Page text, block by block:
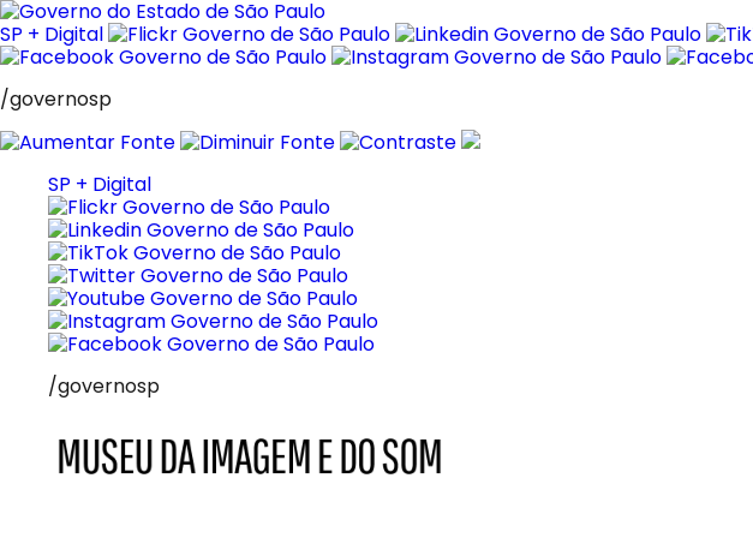
Pular
para
o
SP + Digital
/governosp
SP + Digital
/governosp